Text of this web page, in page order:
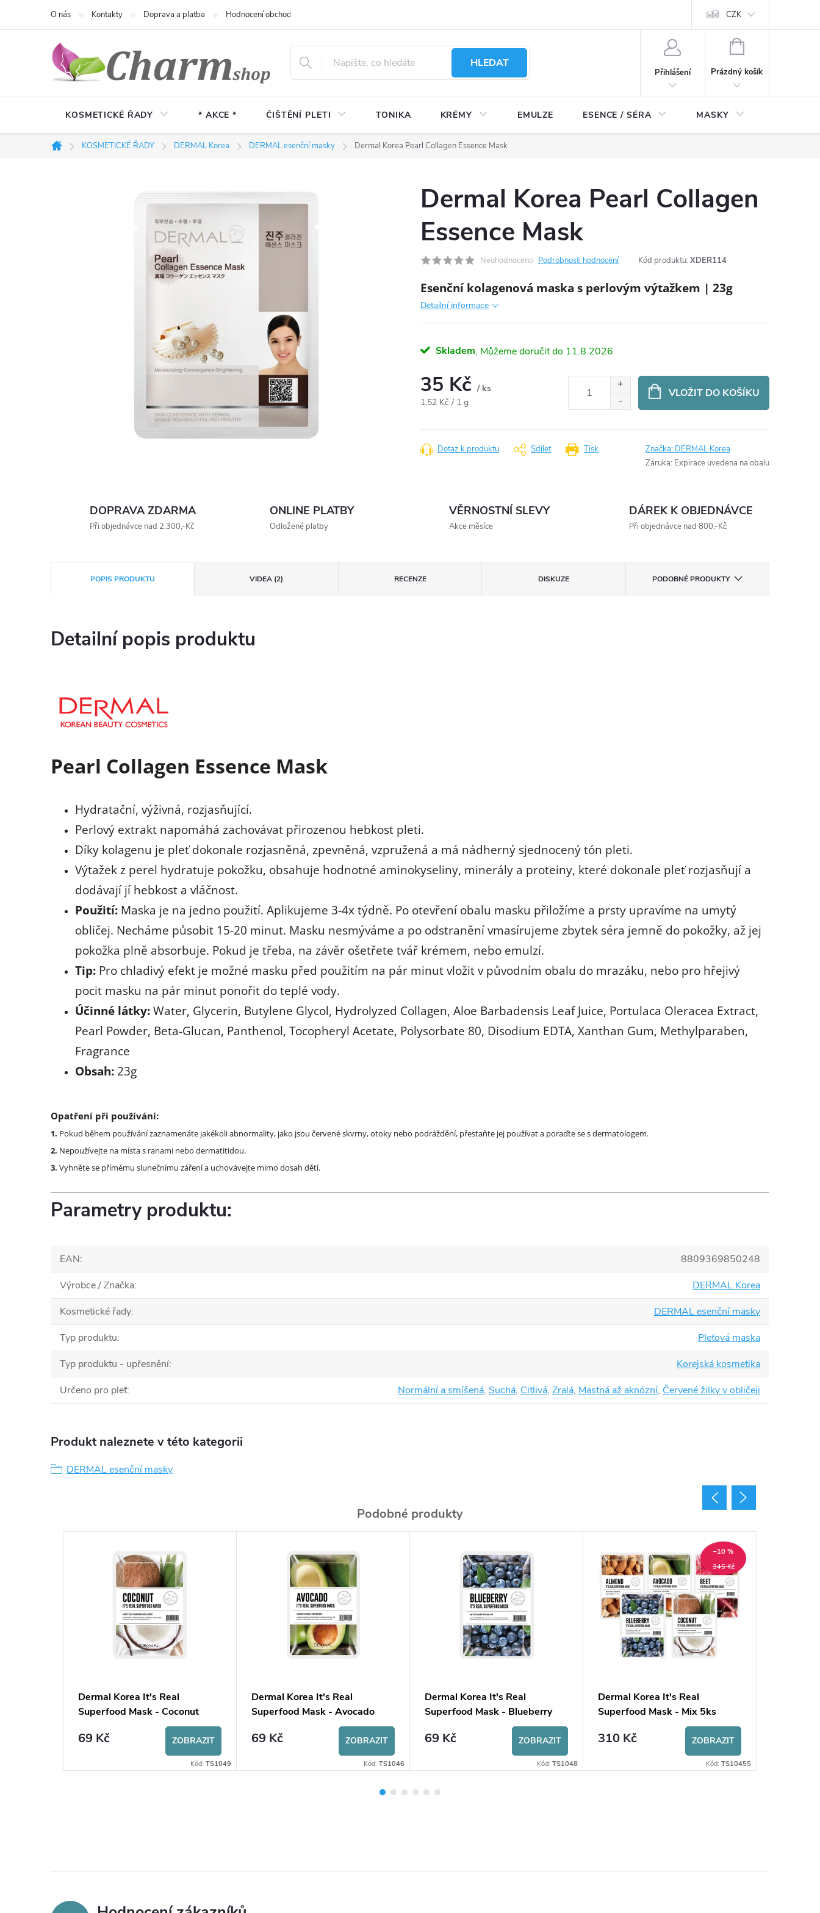
O nás Kontakty Doprava a platba Hodnocení obchodu CZK
HLEDAT
Přihlášení
NÁKUPNÍ
Prázdný košík
KOSMETICKÉ ŘADY * AKCE * ČIŠTĚNÍ PLETI TONIKA KRÉMY EMULZE ESENCE / SÉRA MASKY
Domů
KOSMETICKÉ ŘADY DERMAL Korea DERMAL esenční masky Dermal Korea Pearl Collagen Essence Mask
Dermal Korea Pearl Collagen
Essence Mask
Neohodnoceno Podrobnosti hodnocení Kód produktu: XDER114
Esenční kolagenová maska s perlovým výtažkem | 23g
Detailní informace
Skladem 11.8.2026
35 Kč / ks
Měrná
1,52 Kč / 1 g
VLOŽIT DO KOŠÍKU
Tisk
Dotaz k produktu Sdílet Značka: DERMAL Korea
Záruka: Expirace uvedena na obalu
DOPRAVA ZDARMA
Při objednávce nad 2.300,-Kč
ONLINE PLATBY
Odložené platby
VĚRNOSTNÍ SLEVY
Akce měsíce
DÁREK K OBJEDNÁVCE
Při objednávce nad 800,-Kč
POPIS PRODUKTU VIDEA (2) RECENZE DISKUZE PODOBNÉ PRODUKTY
Detailní popis produktu
Pearl Collagen Essence Mask
Hydratační, výživná, rozjasňující.
Perlový extrakt napomáhá zachovávat přirozenou hebkost pleti.
Díky kolagenu je pleť dokonale rozjasněná, zpevněná, vzpružená a má nádherný sjednocený tón pleti.
Výtažek z perel hydratuje pokožku, obsahuje hodnotné aminokyseliny, minerály a proteiny, které dokonale pleť rozjasňují a
dodávají jí hebkost a vláčnost.
Použití: Maska je na jedno použití. Aplikujeme 3-4x týdně. Po otevření obalu masku přiložíme a prsty upravíme na umytý
obličej. Necháme působit 15-20 minut. Masku nesmýváme a po odstranění vmasírujeme zbytek séra jemně do pokožky, až jej
pokožka plně absorbuje. Pokud je třeba, na závěr ošetřete tvář krémem, nebo emulzí.
Tip: Pro chladivý efekt je možné masku před použitím na pár minut vložit v původním obalu do mrazáku, nebo pro hřejivý
pocit masku na pár minut ponořit do teplé vody.
Účinné látky: Water, Glycerin, Butylene Glycol, Hydrolyzed Collagen, Aloe Barbadensis Leaf Juice, Portulaca Oleracea Extract,
Pearl Powder, Beta-Glucan, Panthenol, Tocopheryl Acetate, Polysorbate 80, Disodium EDTA, Xanthan Gum, Methylparaben,
Fragrance
Obsah: 23g
Opatření při používání:
1. Pokud během používání zaznamenáte jakékoli abnormality, jako jsou červené skvrny, otoky nebo podráždění, přestaňte jej používat a poraďte se s dermatologem.
2. Nepoužívejte na místa s ranami nebo dermatitidou.
3. Vyhněte se přímému slunečnímu záření a uchovávejte mimo dosah dětí.
Parametry produktu:
EAN:
8809369850248
Výrobce / Značka:
DERMAL Korea
Kosmetické řady:
DERMAL esenční masky
Typ produktu:
Pleťová maska
Typ produktu - upřesnění:
Korejská kosmetika
Určeno pro pleť: Normální a smíšená, Suchá, Citlivá, Zralá, Mastná až aknózní, Červené žilky v obličeji
Produkt naleznete v této kategorii
DERMAL esenční masky
Dermal Korea It's Real
Superfood Mask - Coconut
69 Kč ZOBRAZIT
Kód: TS1049
Dermal Korea It's Real
Superfood Mask - Avocado
69 Kč ZOBRAZIT
Kód: TS1046
Dermal Korea It's Real
Superfood Mask - Blueberry
69 Kč ZOBRAZIT
Kód: TS1048
345 Kč
–10 %
Dermal Korea It's Real
Superfood Mask - Mix 5ks
310 Kč ZOBRAZIT
Kód: TS1045S